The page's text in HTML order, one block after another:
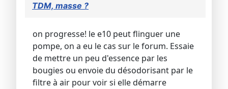
TDM, masse ?
on progresse! le e10 peut flinguer une
pompe, on a eu le cas sur le forum. Essaie
de mettre un peu d'essence par les
bougies ou envoie du désodorisant par le
filtre à air pour voir si elle démarre